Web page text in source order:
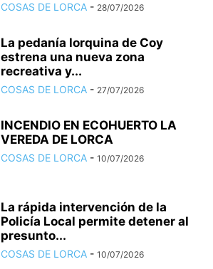
COSAS DE LORCA - 28/07/2026
La pedanía lorquina de Coy
estrena una nueva zona
recreativa y...
COSAS DE LORCA - 27/07/2026
INCENDIO EN ECOHUERTO LA
VEREDA DE LORCA
COSAS DE LORCA - 10/07/2026
La rápida intervención de la
Policía Local permite detener al
presunto...
COSAS DE LORCA - 10/07/2026